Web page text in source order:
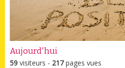
Aujourd'hui
59 visiteurs - 217pages vues